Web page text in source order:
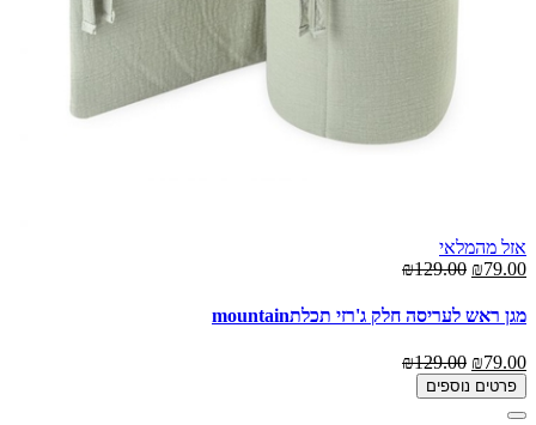
אזל מהמלאי
₪79.00
₪129.00
מגן ראש לעריסה חלק ג'רזי תכלתmountain
₪79.00
₪129.00
פרטים נוספים